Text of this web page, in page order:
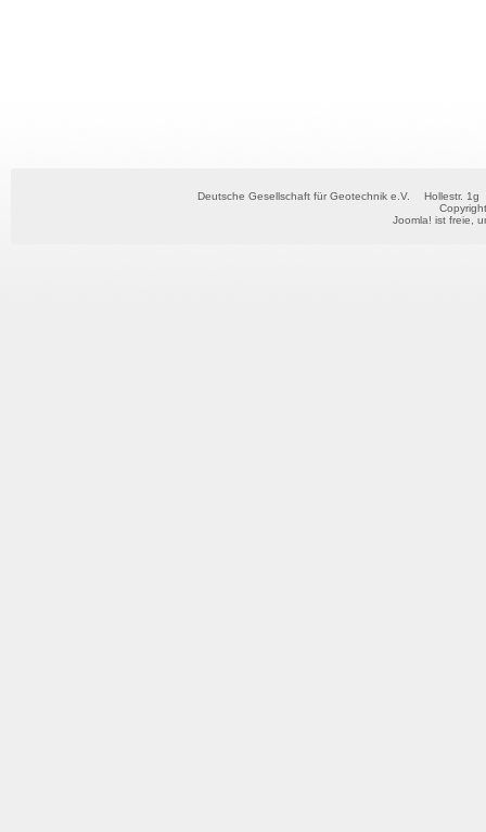
Deutsche Gesellschaft für Geotechnik e.V.
Hollestr. 1g
Joomla! ist freie,